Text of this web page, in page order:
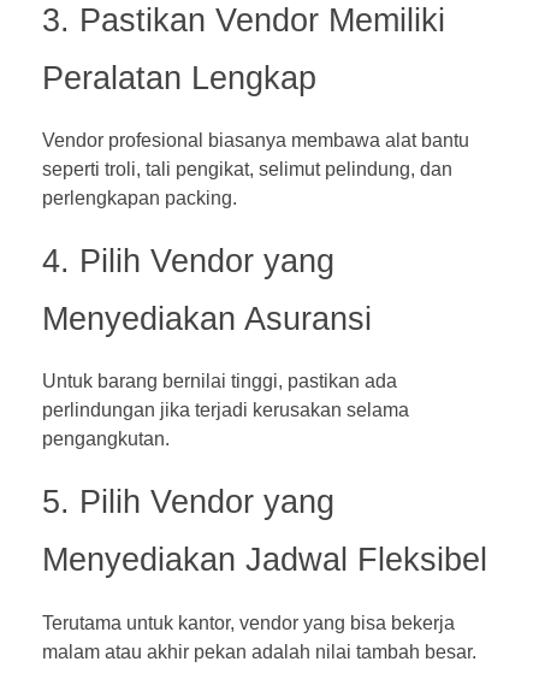
3. Pastikan Vendor Memiliki
Peralatan Lengkap
Vendor profesional biasanya membawa alat bantu
seperti troli, tali pengikat, selimut pelindung, dan
perlengkapan packing.
4. Pilih Vendor yang
Menyediakan Asuransi
Untuk barang bernilai tinggi, pastikan ada
perlindungan jika terjadi kerusakan selama
pengangkutan.
5. Pilih Vendor yang
Menyediakan Jadwal Fleksibel
Terutama untuk kantor, vendor yang bisa bekerja
malam atau akhir pekan adalah nilai tambah besar.